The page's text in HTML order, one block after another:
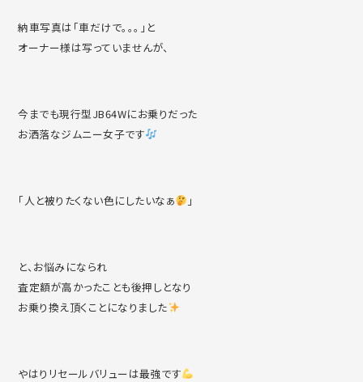
納車写真は「車だけで。。。」と
オーナー様は写っていませんが、
今までも現行型JB64Wにお乗りだった
お洒落なジムニー女子です
「人と被りたくない色にしたいなぁ 」
と、お悩みになられ
査定額が高かったことも後押しとなり
お乗り換え頂くことになりました
やはりリセールバリューは最強です